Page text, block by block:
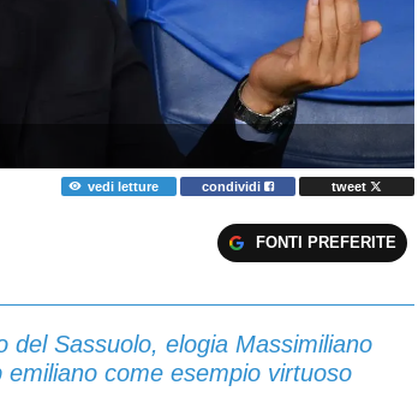
vedi letture condividi tweet
FONTI PREFERITE
del Sassuolo, elogia Massimiliano
come esempio virtuoso